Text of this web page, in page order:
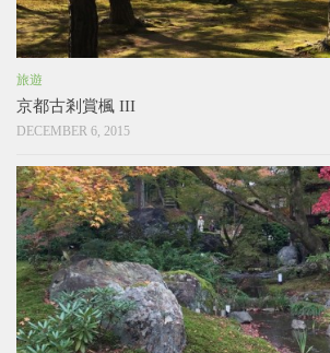
旅遊
京都古剎賞楓 III
DECEMBER 6, 2015